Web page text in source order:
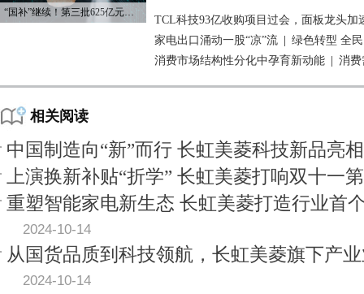
“国补”继续！第三批625亿元资金已下达
TCL科技93亿收购项目过会，面板龙头加
家电出口涌动一股“凉”流
绿色转型 全
消费市场结构性分化中孕育新动能
消费
相关阅读
中国制造向“新”而行 长虹美菱科技新品亮
上演换新补贴“折学” 长虹美菱打响双十一
重塑智能家电新生态 长虹美菱打造行业首
2024-10-14
从国货品质到科技领航，长虹美菱旗下产
2024-10-14